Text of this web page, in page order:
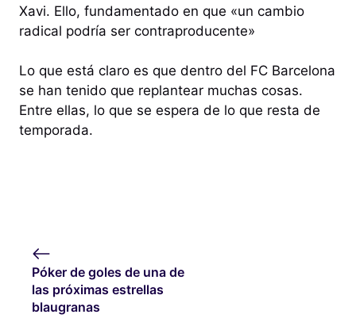
Xavi. Ello, fundamentado en que «un cambio
radical podría ser contraproducente»
Lo que está claro es que dentro del FC Barcelona
se han tenido que replantear muchas cosas.
Entre ellas, lo que se espera de lo que resta de
temporada.
Póker de goles de una de
las próximas estrellas
blaugranas